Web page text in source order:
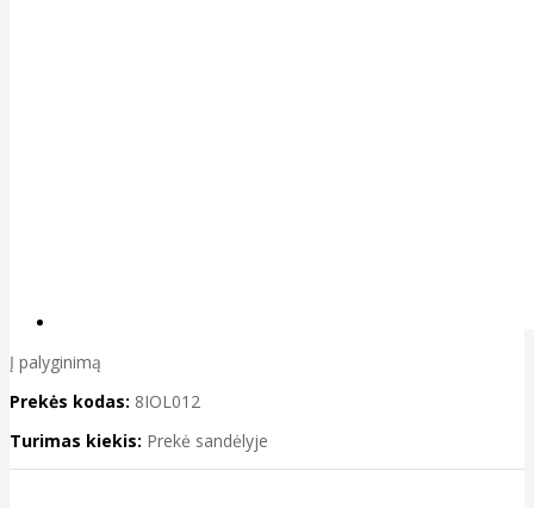
Į palyginimą
Prekės kodas: 8IOL012
Turimas kiekis: Prekė sandėlyje